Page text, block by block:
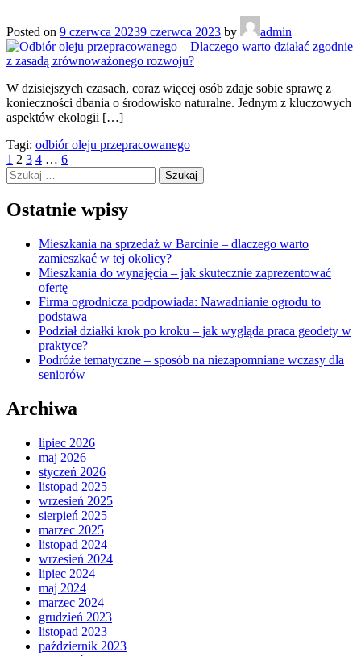
Posted on 9 czerwca 20239 czerwca 2023 by admin
W dzisiejszych czasach, coraz więcej osób zdaje sobie sprawę z
konieczności dbania o środowisko naturalne. Jednym z kluczowych
aspektów ekologii […]
Tagi: odbiór oleju przepracowanego
Stronicowanie
wpisów
1 2 3 4 … 6
Szukaj:
Ostatnie wpisy
Mieszkania na sprzedaż w Barcinie – dlaczego warto
zamieszkać w tej okolicy?
Mieszkania do wynajęcia – jak skutecznie zaprezentować
ofertę
Firma ogrodnicza podpowiada: Nawadnianie ogrodu to
podstawa
Podział działki krok po kroku – jak wygląda praca geodety w
praktyce?
Podróże tematyczne – sposób na niezapomniane wczasy dla
seniorów
Archiwa
lipiec 2026
maj 2026
styczeń 2026
listopad 2025
wrzesień 2025
sierpień 2025
marzec 2025
listopad 2024
wrzesień 2024
lipiec 2024
maj 2024
marzec 2024
grudzień 2023
listopad 2023
październik 2023